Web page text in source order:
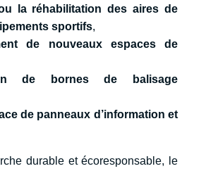
la réhabilitation des aires de
sportifs,
de nouveaux espaces de
de bornes de balisage
de panneaux d’information et
durable et écoresponsable, le